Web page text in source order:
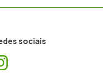
sociais